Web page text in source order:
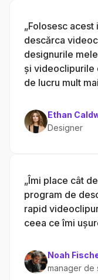
„Folosesc
descărca
designurile
și videoclipurile
de lucru mult
Ethan
Designer
„Îmi place cât
program de
rapid
ceea ce îmi
Noah
manager de